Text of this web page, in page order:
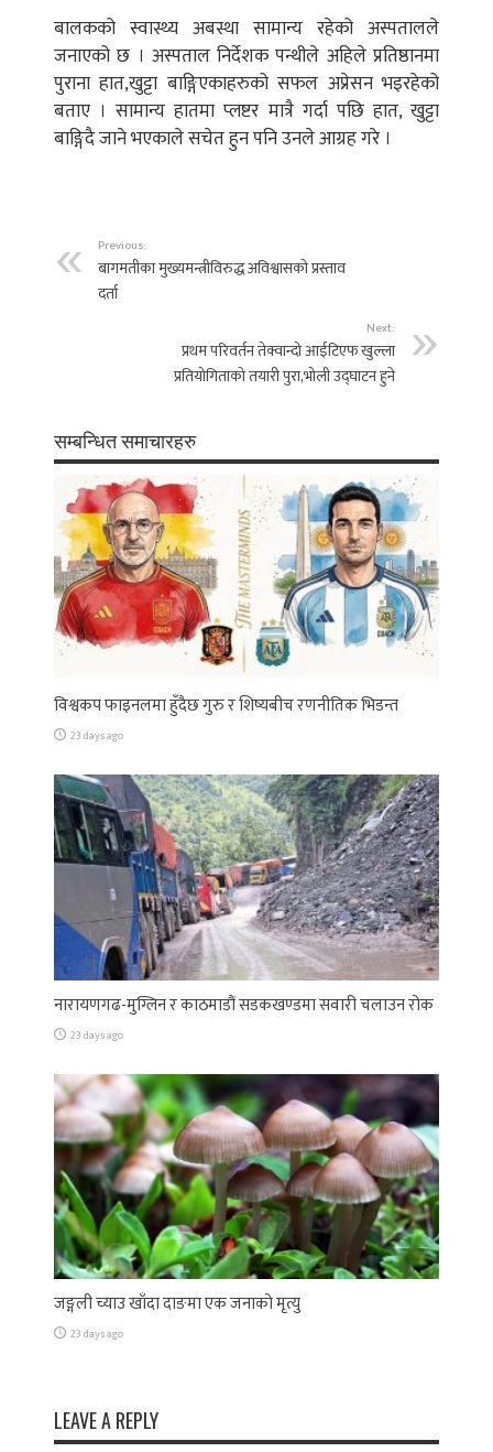
बालकको स्वास्थ्य अबस्था सामान्य रहेको अस्पतालले
जनाएको छ । अस्पताल निर्देशक पन्थीले अहिले प्रतिष्ठानमा
पुराना हात,खुट्टा बाङ्गिएकाहरुको सफल अप्रेसन भइरहेको
बताए । सामान्य हातमा प्लष्टर मात्रै गर्दा पछि हात, खुट्टा
बाङ्गिदै जाने भएकाले सचेत हुन पनि उनले आग्रह गरे ।
Previous:
बागमतीका मुख्यमन्त्रीविरुद्ध अविश्वासको प्रस्ताव
दर्ता
Next:
प्रथम परिवर्तन तेक्वान्दो आईटिएफ खुल्ला
प्रतियोगिताको तयारी पुरा,भोली उद्घाटन हुने
सम्बन्धित समाचारहरु
विश्वकप फाइनलमा हुँदैछ गुरु र शिष्यबीच रणनीतिक भिडन्त
23 days ago
नारायणगढ-मुग्लिन र काठमाडौं सडकखण्डमा सवारी चलाउन रोक
23 days ago
जङ्गली च्याउ खाँदा दाङमा एक जनाको मृत्यु
23 days ago
LEAVE A REPLY